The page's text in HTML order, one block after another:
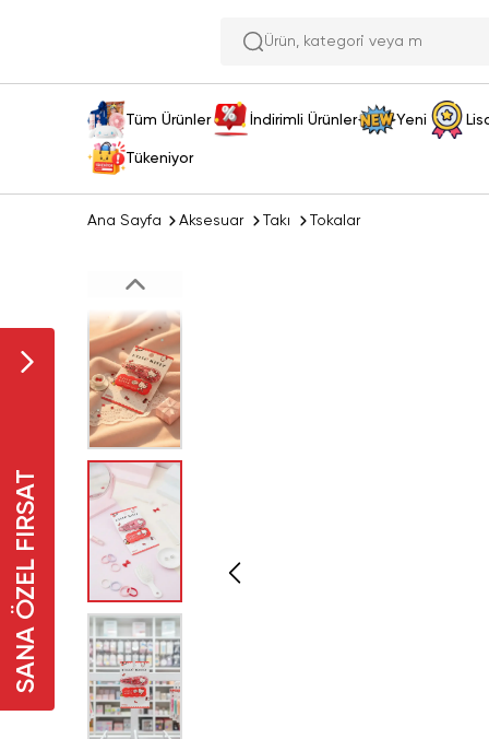
Ürün,
Tüm Ürünler İndirimli Ürünler Yeni
Tükeniyor
SANA ÖZEL FIRSAT
Ana Sayfa Aksesuar Takı Tokalar